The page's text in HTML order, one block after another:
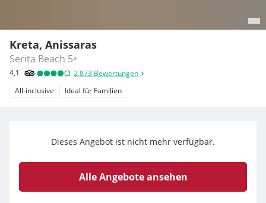
Kreta, Anissaras
Serita Beach 5*
4,1 2.873 Bewertungen
All-inclusive
Ideal für Familien
Dieses Angebot ist nicht mehr verfügbar.
Alle Angebote ansehen